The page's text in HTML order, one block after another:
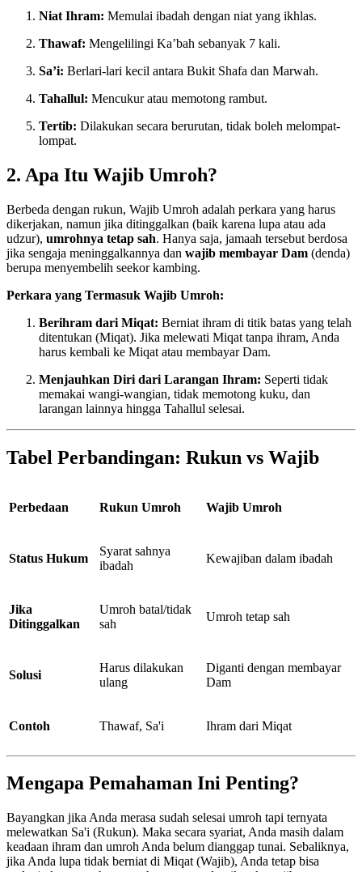
Niat Ihram: Memulai ibadah dengan niat yang ikhlas.
Thawaf: Mengelilingi Ka’bah sebanyak 7 kali.
Sa’i: Berlari-lari kecil antara Bukit Shafa dan Marwah.
Tahallul: Mencukur atau memotong rambut.
Tertib: Dilakukan secara berurutan, tidak boleh melompat-
lompat.
2. Apa Itu Wajib Umroh?
Berbeda dengan rukun, Wajib Umroh adalah perkara yang harus
dikerjakan, namun jika ditinggalkan (baik karena lupa atau ada
udzur), umrohnya tetap sah. Hanya saja, jamaah tersebut berdosa
jika sengaja meninggalkannya dan wajib membayar Dam (denda)
berupa menyembelih seekor kambing.
Perkara yang Termasuk Wajib Umroh:
Berihram dari Miqat: Berniat ihram di titik batas yang telah
ditentukan (Miqat). Jika melewati Miqat tanpa ihram, Anda
harus kembali ke Miqat atau membayar Dam.
Menjauhkan Diri dari Larangan Ihram: Seperti tidak
memakai wangi-wangian, tidak memotong kuku, dan
larangan lainnya hingga Tahallul selesai.
Tabel Perbandingan: Rukun vs Wajib
Perbedaan Rukun Umroh Wajib Umroh
Status Hukum
Syarat sahnya
ibadah
Kewajiban dalam ibadah
Jika
Ditinggalkan
Umroh batal/tidak
sah
Umroh tetap sah
Solusi
Harus dilakukan
ulang
Diganti dengan membayar
Dam
Contoh Thawaf, Sa'i Ihram dari Miqat
Mengapa Pemahaman Ini Penting?
Bayangkan jika Anda merasa sudah selesai umroh tapi ternyata
melewatkan Sa'i (Rukun). Maka secara syariat, Anda masih dalam
keadaan ihram dan umroh Anda belum dianggap tunai. Sebaliknya,
jika Anda lupa tidak berniat di Miqat (Wajib), Anda tetap bisa